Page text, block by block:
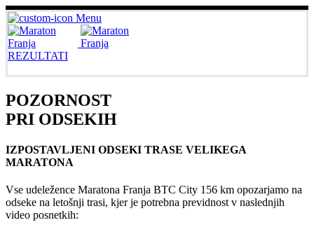
Menu
REZULTATI
POZORNOST
PRI ODSEKIH
IZPOSTAVLJENI ODSEKI TRASE VELIKEGA
MARATONA
Vse udeležence Maratona Franja BTC City 156 km opozarjamo na
odseke na letošnji trasi, kjer je potrebna previdnost v naslednjih
video posnetkih: